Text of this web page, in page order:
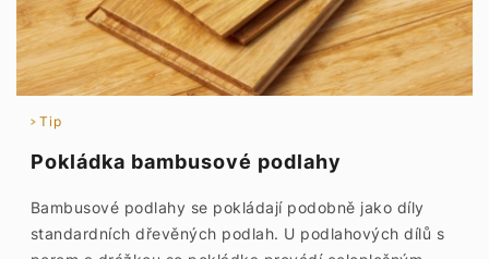
Tip
Pokládka bambusové podlahy
Bambusové podlahy se pokládají podobně jako díly
standardních dřevěných podlah. U podlahových dílů s